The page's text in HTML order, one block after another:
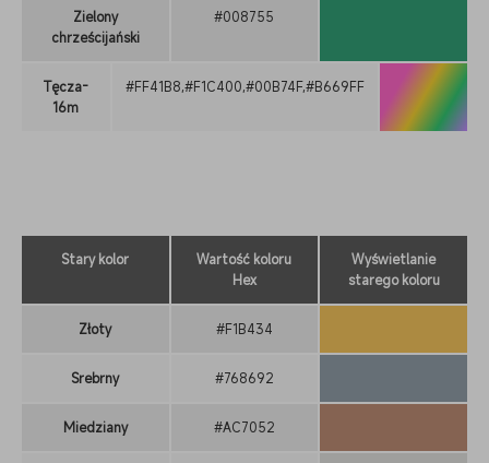
Zielony
chrześcijański
#008755
Tęcza-
16m
#FF41B8,#F1C400,#00B74F,#B669FF
Stary kolor
Wartość koloru
Hex
Wyświetlanie
starego koloru
Złoty #F1B434
Srebrny #768692
Miedziany #AC7052